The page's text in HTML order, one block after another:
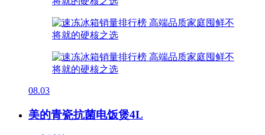
08.03
美的青瓷抗菌电饭煲4L